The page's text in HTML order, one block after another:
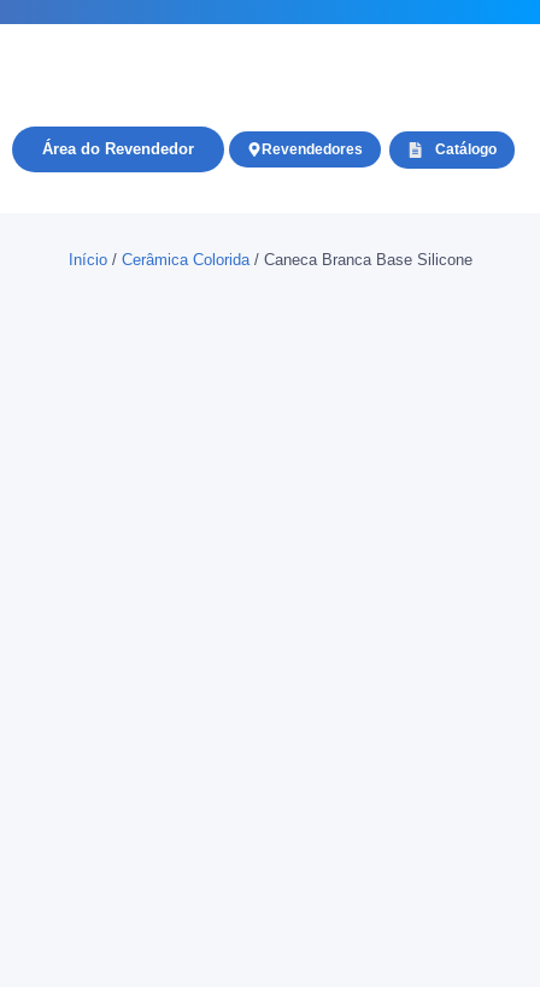
Catálogo
Revendedores
Área do Revendedor
Início/ Cerâmica Colorida/ Caneca Branca Base Silicone